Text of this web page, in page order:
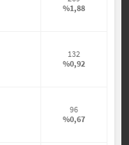
%1,88
132
%0,92
96
%0,67